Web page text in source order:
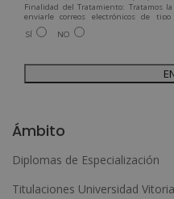
Finalidad del Tratamiento: Tratamos
enviarle correos electrónicos de
ofrecidos y otros tipo de productos que
Legitimación del tratamiento:
Para más información consulte nuestra
Desea recibir información comercial (vía
SÍ NO
e
r
Ámbito
Diplomas de Especialización
Titulaciones Universidad